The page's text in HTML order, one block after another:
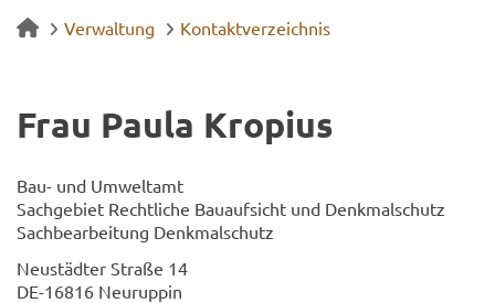
Verwaltung Kontaktverzeichnis
Frau Paula Kro­pi­us
Bau- und Um­welt­amt
Sach­ge­biet Recht­li­che Bau­auf­sicht und Denk­mal­schutz
Sach­be­ar­bei­tung Denk­mal­schutz
Neu­städ­ter Stra­ße 14
DE-​16816 Neu­rup­pin